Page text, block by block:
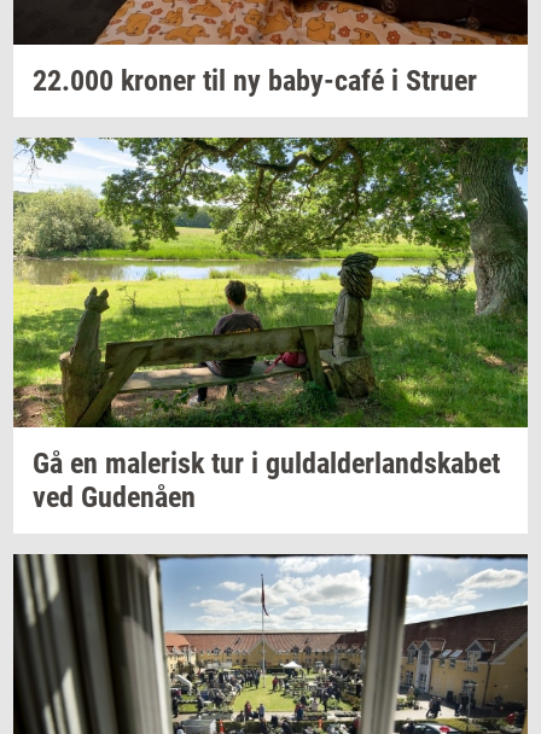
22.000 kro­ner til ny baby-​café i Stru­er
Gå en ma­le­risktur i gul­dal­der­land­ska­bet
ved Gu­denå­en